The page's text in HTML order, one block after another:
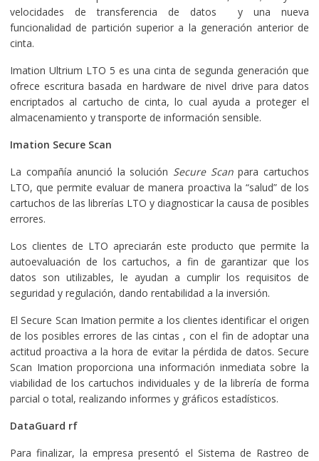
velocidades de transferencia de datos y una nueva
funcionalidad de partición superior a la generación anterior de
cinta.
Imation Ultrium LTO 5 es una cinta de segunda generación que
ofrece escritura basada en hardware de nivel drive para datos
encriptados al cartucho de cinta, lo cual ayuda a proteger el
almacenamiento y transporte de información sensible.
Imation Secure Scan
La compañía anunció la solución Secure Scanpara cartuchos
LTO, que permite evaluar de manera proactiva la “salud” de los
cartuchos de las librerías LTO y diagnosticar la causa de posibles
errores.
Los clientes de LTO apreciarán este producto que permite la
autoevaluación de los cartuchos, a fin de garantizar que los
datos son utilizables, le ayudan a cumplir los requisitos de
seguridad y regulación, dando rentabilidad a la inversión.
El Secure Scan Imation permite a los clientes identificar el origen
de los posibles errores de las cintas , con el fin de adoptar una
actitud proactiva a la hora de evitar la pérdida de datos. Secure
Scan Imation proporciona una información inmediata sobre la
viabilidad de los cartuchos individuales y de la librería de forma
parcial o total, realizando informes y gráficos estadísticos.
DataGuard rf
Para finalizar, la empresa presentó el Sistema de Rastreo de